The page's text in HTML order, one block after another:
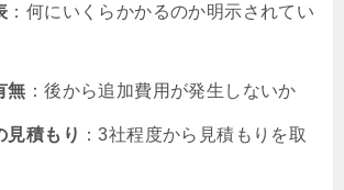
：何にいくらかかるのか明示されてい
無 ：後から追加費用が発生しないか
見積もり ：3社程度から見積もりを取